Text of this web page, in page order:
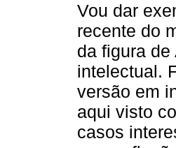
Vou dar
recente do
da figura
intelectual.
versão em
aqui visto
casos